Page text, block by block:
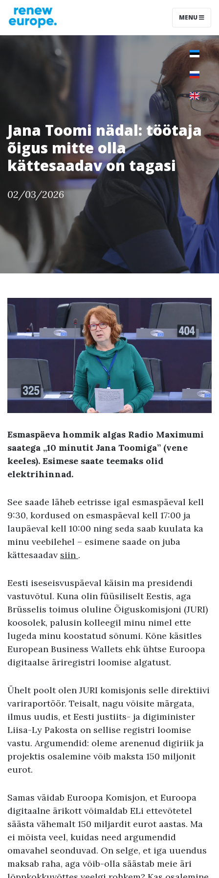
MENU
Jana Toomi nädal: töötaja
õigus mitte olla
kättesaadav on tagasi
02/03/2026
Esmaspäeva hommik algas Radio Maximumi
saatega „10 minutit Jana Toomiga” (vene
keeles). Esimese saate teemaks olid
elektrihinnad.
See saade läheb eetrisse igal esmaspäeval kell
9:30, kordused on esmaspäeval kell 17:00 ja
laupäeval kell 10:00 ning seda saab kuulata ka
minu veebilehel – esimene saade on juba
kättesaadav siin .
Eesti iseseisvuspäeval käisin ma presidendi
vastuvõtul. Kuna olin füüsiliselt Eestis, aga
Brüsselis toimus oluline Õiguskomisjoni (JURI)
koosolek, palusin kolleegil minu nimel ette
lugeda minu koostatud sõnumi. Kõne käsitles
European Business Wallets ehk ühtse Euroopa
digitaalse äriregistri loomise algatust.
Ühelt poolt olen JURI komisjonis selle direktiivi
variraportöör. Teisalt, nagu võisite märgata,
ilmus uudis, et Eesti justiits- ja digiminister
Liisa-Ly Pakosta on sellise registri loomise
vastu. Argumendid: oleme arenenud digiriik ja
projektis osalemine võib maksta 150 miljonit
eurot.
Samas väidab Euroopa Komisjon, et Euroopa
digitaalne ärikott võimaldab ELi ettevõtetel
säästa vähemalt 150 miljardit eurot aastas. Ma
ei mõista veel, kuidas need argumendid
omavahel seonduvad. On selge, et iga uuendus
maksab raha, aga võib-olla säästab meie äri